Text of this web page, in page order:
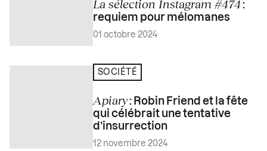
La sélection Instagram #474:
requiem pour mélomanes
01 octobre 2024
SOCIÉTÉ
Apiary: Robin Friend et la fête
qui célébrait une tentative
d’insurrection
12 novembre 2024